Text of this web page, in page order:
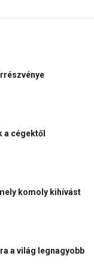
a cégektől
komoly kihívást
a világ legnagyobb